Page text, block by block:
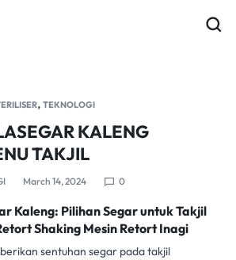
, TEKNOLOGI
KALENG
TAKJIL
March 14, 2024 0
Kaleng: Pilihan Segar untuk Takjil
Shaking Mesin Retort Inagi
sentuhan segar pada takjil